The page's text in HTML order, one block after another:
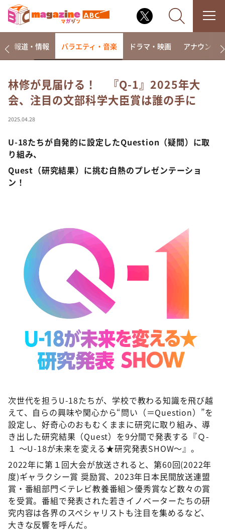
なるみ・岡村の過ぎるTV
相席食堂
～人生密着トークバラエティ！～ やすとものいたっ
て真剣です
探偵！ナイトスクープ
DAIGOも台所 ～きょうの献立 何にする？～
本日はダイアンなり！シーズン２
朝だ！生です旅サラダ
教えて！ニュースライブ 正義のミカタ
ＬＩＦＥ～夢のカタチ～
新婚さんいらっしゃい！
ポツンと一軒家
ザキ山小屋本館
ぺこぱのまるスポ
報道・情報 バラエティ・音楽 ドラマ・映画 アナウンサー
林修が見届ける！ 『Q-1』2025年大
会、注目の文部科学大臣賞は誰の手に
2025.04.28
U-18たちが自発的に設定したQuestion（疑問）に取
り組み、
Quest（研究結果）に挑む白熱のプレゼンテーショ
ン！
©ABCテレビ
次世代を担うU-18たちが、学校で教わる知識を飛び越
えて、自らの興味や関心から“問い（＝Question）”を
設定し、好奇心のおもむくままに研究に取り組み、導
き出した研究結果（Quest）を9分間で発表する『Ｑ-
１ ～U-18が未来を変える★研究発表SHOW～』。
2022年に第１回大会が放送されると、第60回(2022年
度)ギャラクシー賞 奨励賞、2023年日本民間放送連盟
賞・番組部門＜テレビ教養番組＞優秀賞など数々の賞
を受賞。番組で発表された若きイノベーターたちの研
究内容は各界のスペシャリストも注目を集めるなど、
大きな反響を呼んだ。